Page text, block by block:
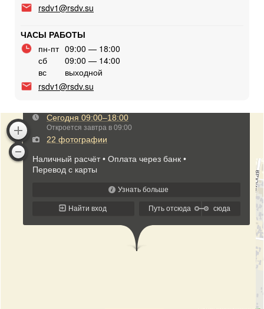
rsdv1@rsdv.su
ЧАСЫ РАБОТЫ
пн-пт 09:00 — 18:00
сб
09:00 — 14:00
вс
выходной
rsdv1@rsdv.su